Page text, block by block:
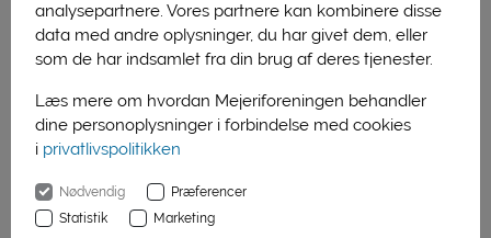
analysepartnere. Vores partnere kan kombinere disse
data med andre oplysninger, du har givet dem, eller
som de har indsamlet fra din brug af deres tjenester.
Læs mere om hvordan Mejeriforeningen behandler
dine personoplysninger i forbindelse med cookies
i privatlivspolitikken
Nødvendig
Præferencer
Statistik
Marketing
Ernæringsmæssig
optimering af
mælkefedt
Projektets formål var at kortlægge
mulighederne for at lave
ernæringsgunstige ændringer på